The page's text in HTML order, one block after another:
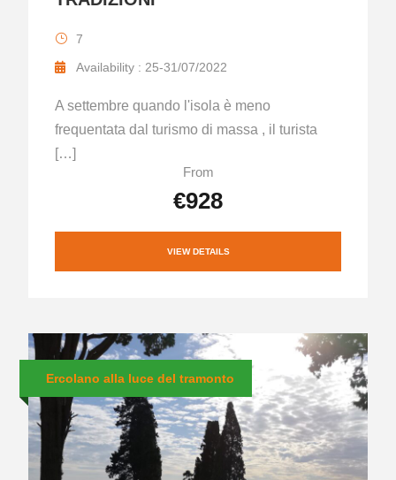
7
Availability : 25-31/07/2022
A settembre quando l'isola è meno
frequentata dal turismo di massa , il turista
[…]
From
€928
VIEW DETAILS
Ercolano alla luce del tramonto